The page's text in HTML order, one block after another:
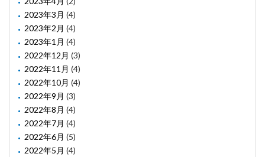
2023年3月 (4)
2023年2月 (4)
2023年1月 (4)
2022年12月 (3)
2022年11月 (4)
2022年10月 (4)
2022年9月 (3)
2022年8月 (4)
2022年7月 (4)
2022年6月 (5)
2022年5月 (4)